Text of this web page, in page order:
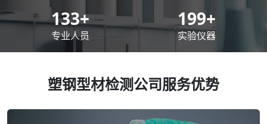
200+
专业人员
300+
实验仪器
塑钢型材检测公司服务优势